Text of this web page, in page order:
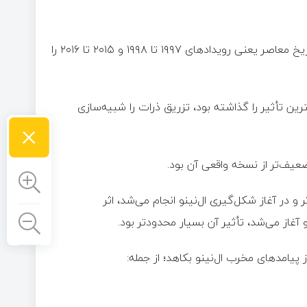
پژوهشگران برای بررسی این ایده، دو مورد از قوی‌ترین ال‌نینوهای تاریخ معاصر یعنی رویدادهای ۱۹۹۷ تا ۱۹۹۸ و ۲۰۱۵ تا ۲۰۱۶ را
را گذاشته بود، تزریق ذرات را شبیه‌سازی
از نسخه واقعی آن بود.
در آغاز شکل‌گیری ال‌نینو انجام می‌شد، اثر
آغاز می‌شد، تأثیر آن بسیار محدودتر بود.
مخرب ال‌نینو بکاهد؛ از جمله:
×